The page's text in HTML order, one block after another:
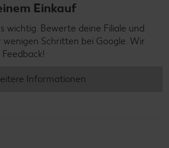
Einkauf
wichtig. Bewerte deine Filiale und
wenigen Schritten bei Google. Wir
Informationen